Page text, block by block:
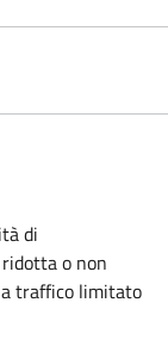
di
o non
traffico limitato